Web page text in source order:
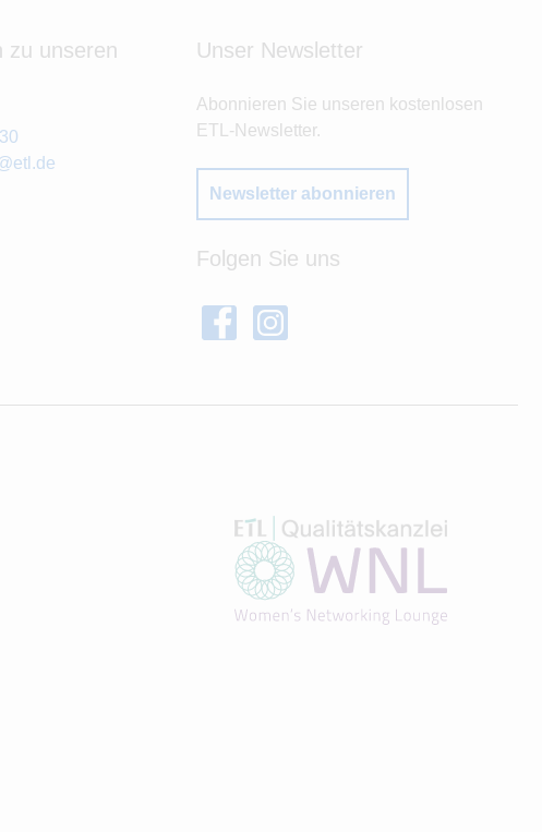
zu unseren
Unser Newsletter
Abonnieren Sie unseren kostenlosen
ETL-Newsletter.
Newsletter abonnieren
Folgen Sie uns